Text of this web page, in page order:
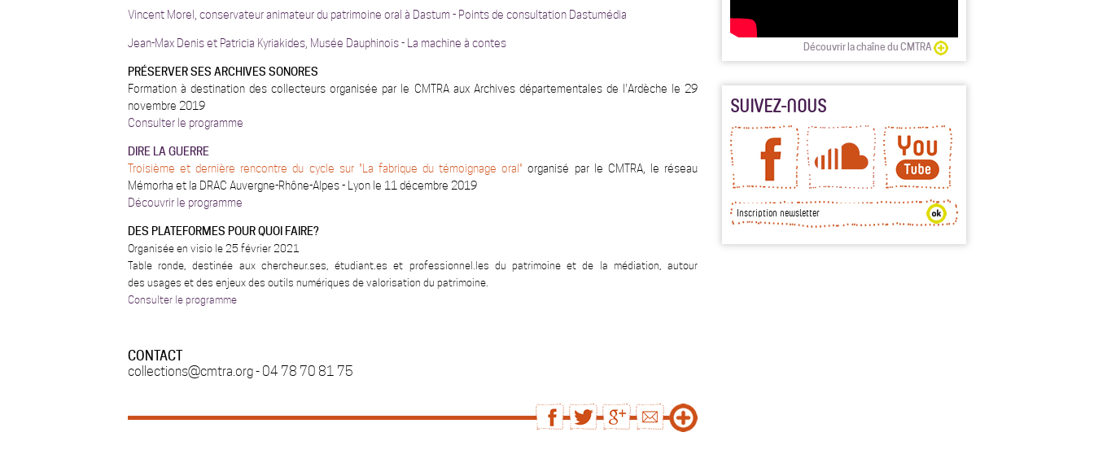
Vincent Morel, conservateur animateur du patrimoine oral à Dastum - Points de consultation Dastumédia
Jean-Max Denis et Patricia Kyriakides, Musée Dauphinois - La machine à contes
PRÉSERVER SES ARCHIVES SONORES
Formation à destination des collecteurs organisée par le CMTRA aux Archives départementales de l'Ardèche le 29
novembre 2019
Consulter le programme
DIRE LA GUERRE
Troisième et dernière rencontre du cycle sur "La fabrique du témoignage oral" organisé par le CMTRA, le réseau
Mémorha et la DRAC Auvergne-Rhône-Alpes - Lyon le 11 décembre 2019
Découvrir le programme
DES PLATEFORMES POUR QUOI FAIRE?
Organisée en visio le 25 février 2021
Table ronde, destinée aux chercheur.ses, étudiant.es et professionnel.les du patrimoine et de la médiation, autour
des usages et des enjeux des outils numériques de valorisation du patrimoine.
Consulter le programme
CONTACT
collections@cmtra.org - 04 78 70 81 75
Découvrir la chaîne du CMTRA
SUIVEZ-NOUS